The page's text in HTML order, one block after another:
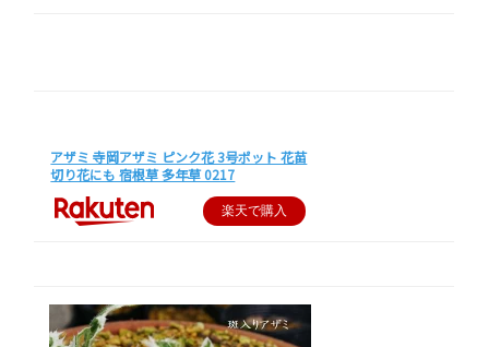
アザミ 寺岡アザミ ピンク花 3号ポット 花苗
切り花にも 宿根草 多年草 0217
楽天で購入